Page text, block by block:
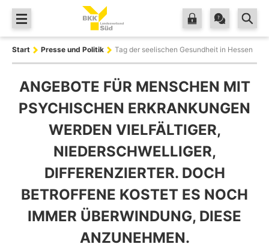
Zum Hauptinhalt springen
Start Presse und Politik Tag der seelischen Gesundheit in Hessen
ANGEBOTE FÜR MENSCHEN MIT
PSYCHISCHEN ERKRANKUNGEN
WERDEN VIELFÄLTIGER,
NIEDERSCHWELLIGER,
DIFFERENZIERTER. DOCH
BETROFFENE KOSTET ES NOCH
IMMER ÜBERWINDUNG, DIESE
ANZUNEHMEN.